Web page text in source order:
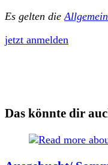
Es gelten die
jetzt anmelden
Das könnte dir